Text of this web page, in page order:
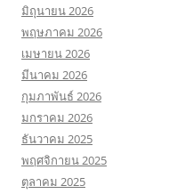
มิถุนายน 2026
พฤษภาคม 2026
เมษายน 2026
มีนาคม 2026
กุมภาพันธ์ 2026
มกราคม 2026
ธันวาคม 2025
พฤศจิกายน 2025
ตุลาคม 2025